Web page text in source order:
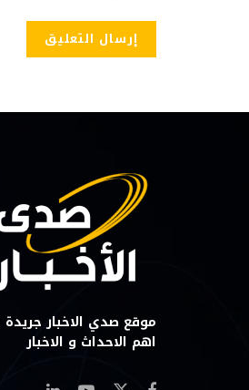
موقع صدي الاخبار جريدة
اهم الاحداث و الاخبار